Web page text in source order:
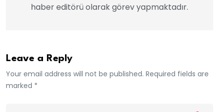
haber editörü olarak görev yapmaktadır.
Leave a Reply
Your email address will not be published. Required fields are
marked *